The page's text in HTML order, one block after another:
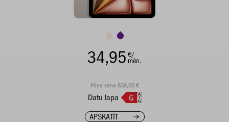
34,95 €/
mēn.
Pilna cena 839,00 €
Datu lapa
APSKATĪT